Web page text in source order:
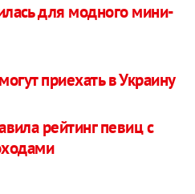
для модного мини-
приехать в Украину
рейтинг певиц с